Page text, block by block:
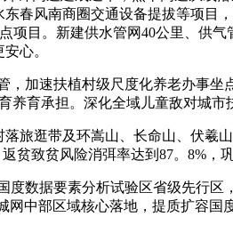
春风南商圈交通设备提拔等项目
项目。新建供水管网40公里、供
心。
速扶植村级尺度化养老办事坐
育承担。深化全域儿童敌对城市
逛带及环嵩山、长命山、伏羲
贫致贫风险消弭率达到87。8%，
数据要素分析试验区省级先行区
中部区域核心落地，提质扩容